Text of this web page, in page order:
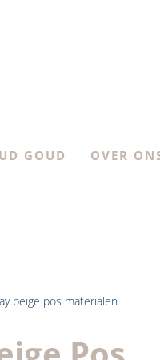
GOUD OVER
beige pos materialen